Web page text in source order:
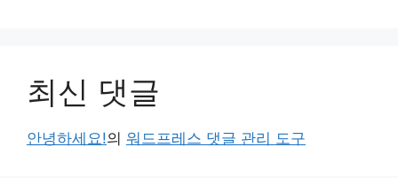
최신 댓글
안녕하세요!의 워드프레스 댓글 관리 도구